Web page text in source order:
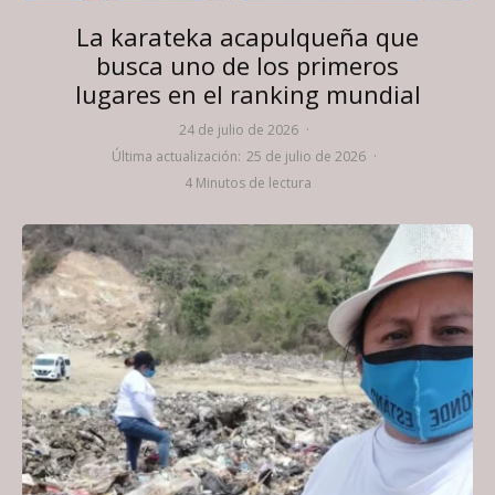
La karateka acapulqueña que
busca uno de los primeros
lugares en el ranking mundial
24 de julio de 2026 ·
Última actualización: 25 de julio de 2026 ·
4 Minutos de lectura